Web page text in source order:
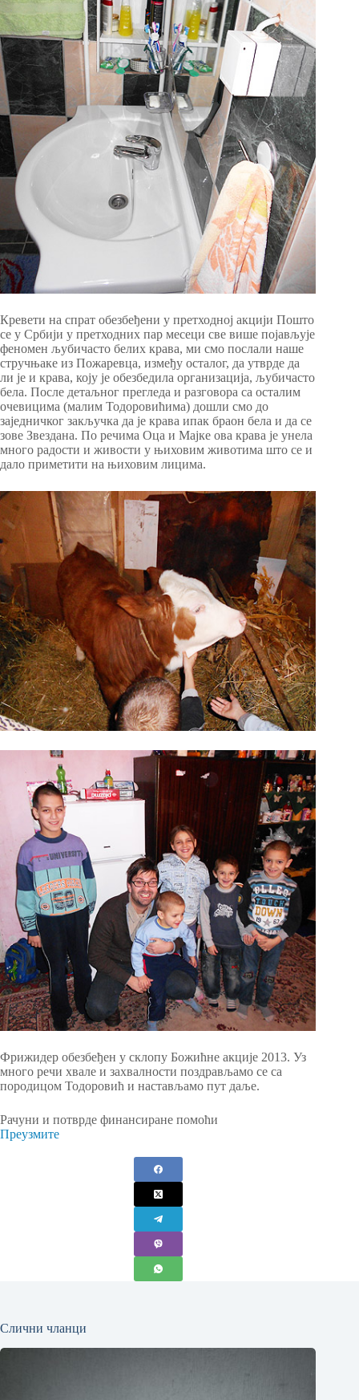
Кревети на спрат обезбеђени у претходној акцији Пошто
се у Србији у претходних пар месеци све више појављује
феномен љубичасто белих крава, ми смо послали наше
стручњаке из Пожаревца, између осталог, да утврде да
ли је и крава, коју је обезбедила организација, љубичасто
бела. После детаљног прегледа и разговора са осталим
очевицима (малим Тодоровићима) дошли смо до
заједничког закључка да је крава ипак браон бела и да се
зове Звездана. По речима Оца и Мајке ова крава је унела
много радости и живости у њиховим животима што се и
дало приметити на њиховим лицима.
Фрижидер обезбеђен у склопу Божићне акције 2013. Уз
много речи хвале и захвалности поздрављамо се са
породицом Тодоровић и настављамо пут даље.
Рачуни и потврде финансиране помоћи
Преузмите
Слични чланци